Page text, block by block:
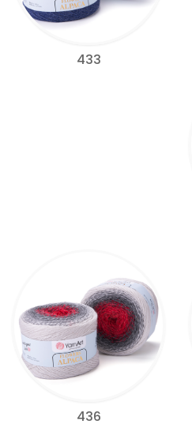
433
436